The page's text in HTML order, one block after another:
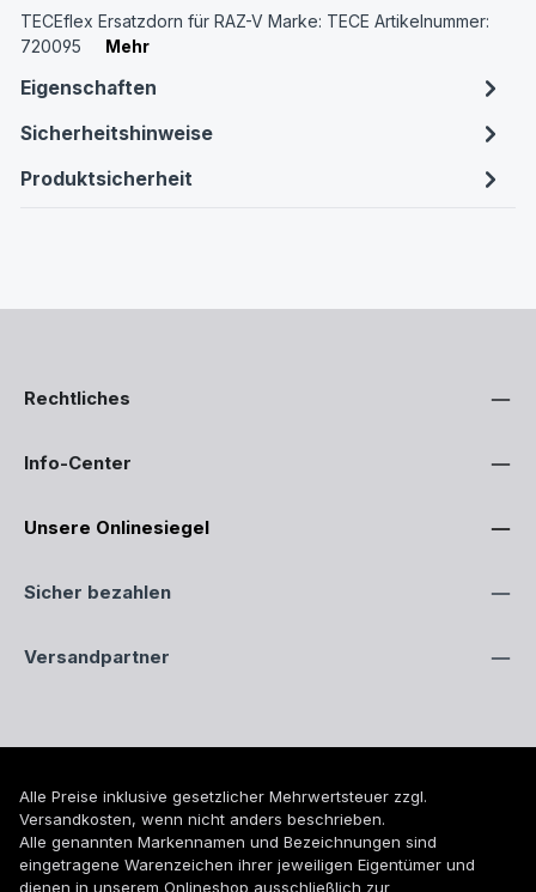
TECEflex Ersatzdorn für RAZ-V Marke: TECE Artikelnummer:
720095 Mehr
Eigenschaften
Sicherheitshinweise
Produktsicherheit
Rechtliches
Info-Center
Unsere Onlinesiegel
Sicher bezahlen
Versandpartner
Alle Preise inklusive gesetzlicher Mehrwertsteuer zzgl.
Versandkosten, wenn nicht anders beschrieben.
Alle genannten Markennamen und Bezeichnungen sind
eingetragene Warenzeichen ihrer jeweiligen Eigentümer und
dienen in unserem Onlineshop ausschließlich zur